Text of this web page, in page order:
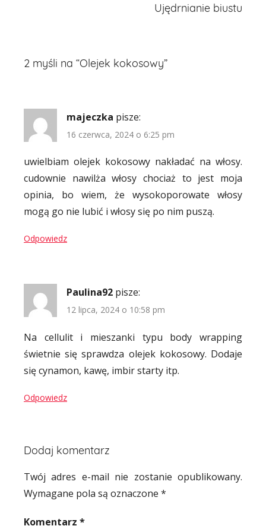
Ujędrnianie biustu
2 myśli na “Olejek kokosowy”
majeczka pisze:
16 czerwca, 2024 o 6:25 pm
uwielbiam olejek kokosowy nakładać na włosy.
cudownie nawilża włosy chociaż to jest moja
opinia, bo wiem, że wysokoporowate włosy
mogą go nie lubić i włosy się po nim puszą.
Odpowiedz
Paulina92 pisze:
12 lipca, 2024 o 10:58 pm
Na cellulit i mieszanki typu body wrapping
świetnie się sprawdza olejek kokosowy. Dodaje
się cynamon, kawę, imbir starty itp.
Odpowiedz
Dodaj komentarz
Twój adres e-mail nie zostanie opublikowany.
Wymagane pola są oznaczone *
Komentarz *